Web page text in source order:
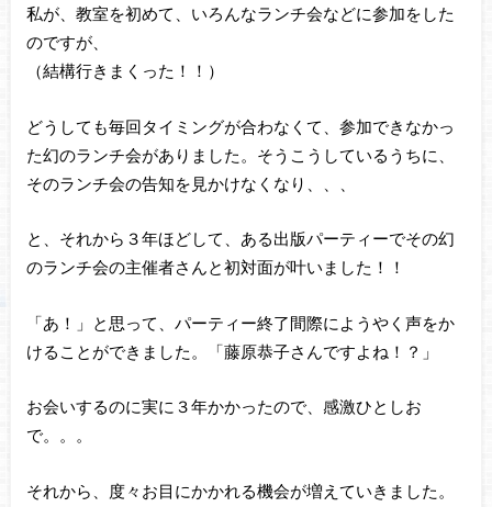
私が、教室を初めて、いろんなランチ会などに参加をした
のですが、
（結構行きまくった！！）
どうしても毎回タイミングが合わなくて、参加できなかっ
た幻のランチ会がありました。そうこうしているうちに、
そのランチ会の告知を見かけなくなり、、、
と、それから３年ほどして、ある出版パーティーでその幻
のランチ会の主催者さんと初対面が叶いました！！
「あ！」と思って、パーティー終了間際にようやく声をか
けることができました。「藤原恭子さんですよね！？」
お会いするのに実に３年かかったので、感激ひとしお
で。。。
それから、度々お目にかかれる機会が増えていきました。